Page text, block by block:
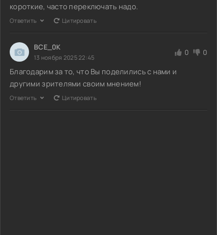
короткие, часто переключать надо.
Ответить Цитировать
BCE_0K
13 ноября 2025 22:45
0 0
Благодарим за то, что Вы поделились с нами и
другими зрителями своим мнением!
Ответить Цитировать